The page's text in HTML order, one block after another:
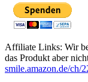
Affiliate Links: Wir
das Produkt aber
smile.amazon.de/ch/